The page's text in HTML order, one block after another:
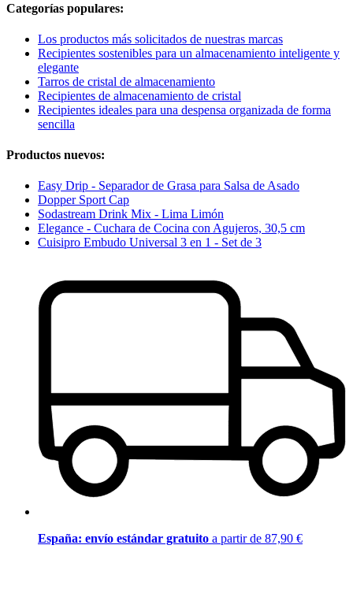
Categorías populares:
Los productos más solicitados de nuestras marcas
Recipientes sostenibles para un almacenamiento inteligente y
elegante
Tarros de cristal de almacenamiento
Recipientes de almacenamiento de cristal
Recipientes ideales para una despensa organizada de forma
sencilla
Productos nuevos:
Easy Drip - Separador de Grasa para Salsa de Asado
Dopper Sport Cap
Sodastream Drink Mix - Lima Limón
Elegance - Cuchara de Cocina con Agujeros, 30,5 cm
Cuisipro Embudo Universal 3 en 1 - Set de 3
España: envío estándar gratuito a partir de 87,90 €